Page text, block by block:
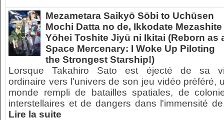
Mezametara Saikyō Sōbi to Uchūsen
Mochi Datta no de, Ikkodate Mezashite
Yōhei Toshite Jiyū ni Ikitai (Reborn as
Space Mercenary: I Woke Up Piloting
the Strongest Starship!)
Lorsque Takahiro Sato est éjecté de sa
ordinaire vers l'univers de son jeu vidéo préféré,
monde rempli de batailles spatiales, de
interstellaires et de dangers dans l'immensité
Lire la suite